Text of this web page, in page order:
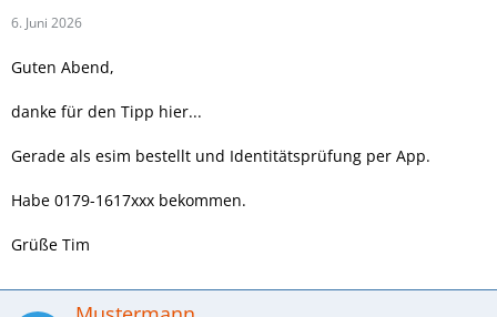
6. Juni 2026
Guten Abend,
danke für den Tipp hier...
Gerade als esim bestellt und Identitätsprüfung per App.
Habe 0179-1617xxx bekommen.
Grüße Tim